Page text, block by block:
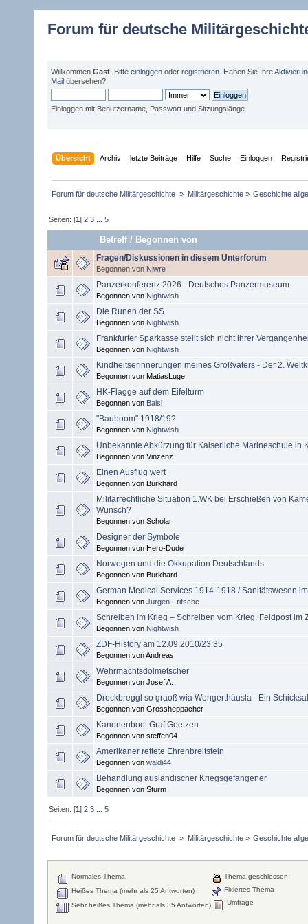
Forum für deutsche
Willkommen Gast . Bitte einloggen oder registrieren . Haben Sie Ihre
Mail übersehen?
Einloggen mit Benutzername, Passwort und Sitzungslänge
Übersicht Archiv letzte Beiträge Hilfe Suche Einloggen
Forum für deutsche Militärgeschichte » Militärgeschichte» Geschichte
Seiten: [1]2 3 ...5
Betreff/ Begonnen von
Fragen/Diskussionen in diesem Unterforum
Begonnen von Niwre
Panzerkonferenz 2026 - Deutsches Panzermuseum
Begonnen von Nightwish
Die Runen der SS
Begonnen von Nightwish
Frankfurter Sparkasse stellt sich nicht ihrer
Begonnen von Nightwish
Kindheitserinnerungen meines Großvaters - Der 2.
Begonnen von MatiasLuge
HK-Flagge auf dem Eifelturm
Begonnen von Balsi
"Bauboom" 1918/19?
Begonnen von Nightwish
Unbekannte Abkürzung für Kaiserliche Marineschule in
Begonnen von Vinzenz
Einen Ausflug wert
Begonnen von Burkhard
Militärrechtliche Situation 1.WK bei Erschießen von
Wunsch?
Begonnen von Scholar
Designer der Symbole
Begonnen von Hero-Dude
Norwegen und die Okkupation Deutschlands.
Begonnen von Burkhard
German Medical Services 1914-1918 / Sanitätswesen
Begonnen von Jürgen Fritsche
Schreiben im Krieg – Schreiben vom Krieg. Feldpost im
Begonnen von Nightwish
ZDF-History am 12.09.2010/23:35
Begonnen von Andreas
Wehrmachtsdolmetscher
Begonnen von Josef A.
Dreckbreggl so graoß wia Wengerthäusla - Ein
Begonnen von Grossheppacher
Kanonenboot Graf Goetzen
Begonnen von steffen04
Amerikaner rettete Ehrenbreitstein
Begonnen von waldi44
Behandlung ausländischer Kriegsgefangener
Begonnen von Sturm
Seiten: [1]2 3 ...5
Forum für deutsche Militärgeschichte » Militärgeschichte» Geschichte
Normales Thema
Heißes Thema (mehr als 25 Antworten)
Sehr heißes Thema (mehr als 35 Antworten)
Thema geschlossen
Fixiertes Thema
Umfrage